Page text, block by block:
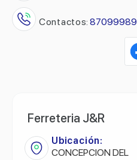
Contactos: 87099989
Ferreteria J&R
Ubicación:
CONCEPCION DEL